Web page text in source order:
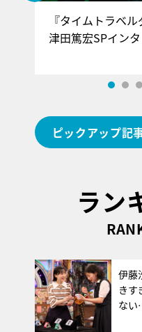
『タイムトラベ
津田篤宏SP
ピックアップ記
ラン
伊藤
きす
な